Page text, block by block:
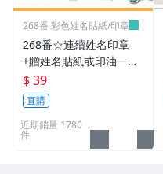
268番 彩色姓名貼紙/印章
268番☆連續姓名印章
+贈姓名貼紙或印油一組
39元(連續章.職章.免蓋
章.卡通章.會計章.印章
筆.姓名章.)
$ 39
直購
近期銷量 1780
件